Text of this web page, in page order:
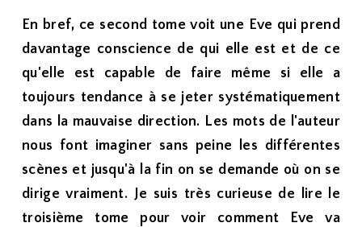
En bref, ce second tome voit une Eve qui prend
davantage conscience de qui elle est et de ce
qu'elle est capable de faire même si elle a
toujours tendance à se jeter systématiquement
dans la mauvaise direction. Les mots de l'auteur
nous font imaginer sans peine les différentes
scènes et jusqu'à la fin on se demande où on se
dirige vraiment. Je suis très curieuse de lire le
troisième tome pour voir comment Eve va